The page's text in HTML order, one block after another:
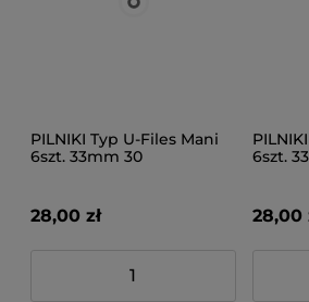
PILNIKI Typ U-Files Mani
6szt. 33mm 30
28,00 zł
6szt.
28,00